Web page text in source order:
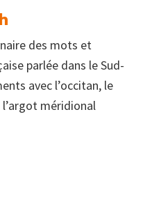
des mots et
parlée dans le Sud-
avec l’occitan, le
l’argot méridional